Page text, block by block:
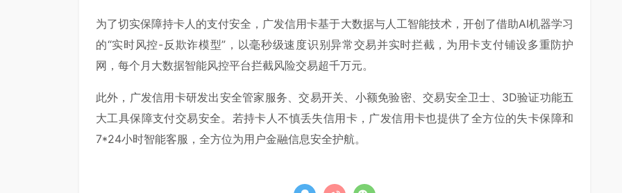
为了切实保障持卡人的支付安全，广发信用卡基于大数据与人工智能技术，开创了借助AI机器学习
的“实时风控-反欺诈模型”，以毫秒级速度识别异常交易并实时拦截，为用卡支付铺设多重防护
网，每个月大数据智能风控平台拦截风险交易超千万元。
此外，广发信用卡研发出安全管家服务、交易开关、小额免验密、交易安全卫士、3D验证功能五
大工具保障支付交易安全。若持卡人不慎丢失信用卡，广发信用卡也提供了全方位的失卡保障和
7*24小时智能客服，全方位为用户金融信息安全护航。